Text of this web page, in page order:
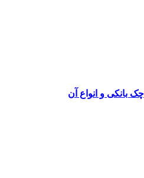
بانکی و انواع آن